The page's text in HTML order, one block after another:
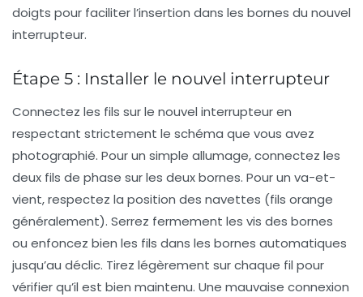
doigts pour faciliter l’insertion dans les bornes du nouvel
interrupteur.
Étape 5 : Installer le nouvel interrupteur
Connectez les fils sur le nouvel interrupteur en
respectant strictement le schéma que vous avez
photographié. Pour un simple allumage, connectez les
deux fils de phase sur les deux bornes. Pour un va-et-
vient, respectez la position des navettes (fils orange
généralement). Serrez fermement les vis des bornes
ou enfoncez bien les fils dans les bornes automatiques
jusqu’au déclic. Tirez légèrement sur chaque fil pour
vérifier qu’il est bien maintenu. Une mauvaise connexion